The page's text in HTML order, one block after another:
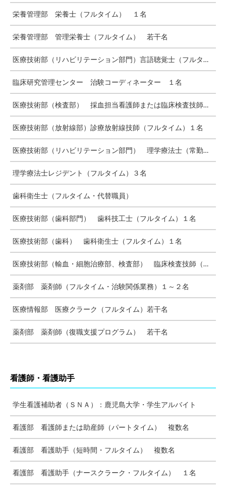
栄養管理部 栄養士（フルタイム） １名
栄養管理部 管理栄養士（フルタイム） 若干名
医療技術部（リハビリテーション部門）言語聴覚士（フルタイム）１名
臨床研究管理センター 治験コーディネーター １名
医療技術部（検査部） 採血担当看護師または臨床検査技師（パートタイム）２名
医療技術部（放射線部）診療放射線技師（フルタイム）１名
医療技術部（リハビリテーション部門） 理学療法士（常勤）１名
理学療法士レジデント（フルタイム）３名
歯科衛生士（フルタイム・代替職員）
医療技術部（歯科部門） 歯科技工士（フルタイム）１名
医療技術部（歯科） 歯科衛生士（フルタイム）１名
医療技術部（輸血・細胞治療部、検査部） 臨床検査技師（フルタイム・代替職員）１名
薬剤部 薬剤師（フルタイム・治験関係業務）１～２名
医療情報部 医療クラーク（フルタイム）若干名
薬剤部 薬剤師（復職支援プログラム） 若干名
看護師・看護助手
学生看護補助者（ＳＮＡ）：鹿児島大学・学生アルバイト
看護部 看護師または助産師（パートタイム） 複数名
看護部 看護助手（短時間・フルタイム） 複数名
看護部 看護助手（ナースクラーク・フルタイム） １名